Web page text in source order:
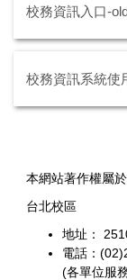
校務資訊入口-
校務資訊系統使
本網站著作權屬
台北校區
地址：
電話：
(各單位服